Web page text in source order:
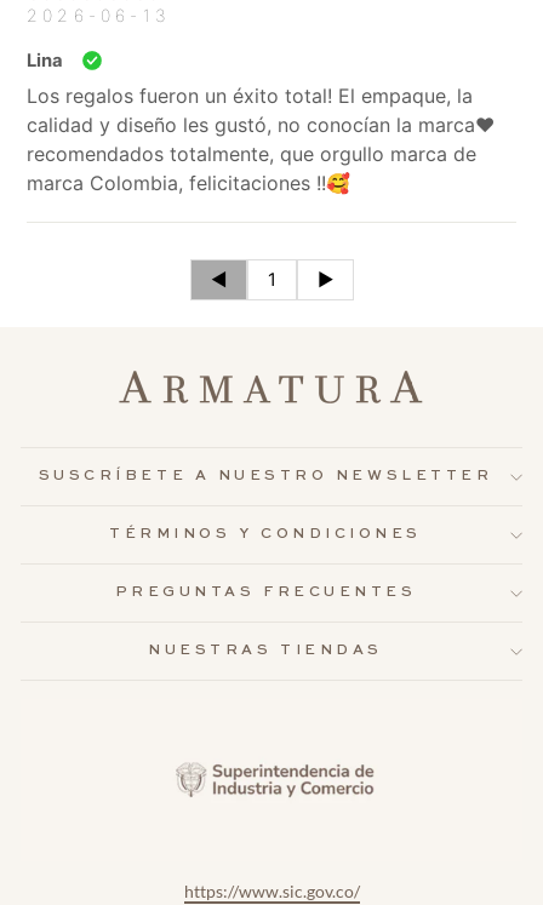
2026-06-13
Lina
Los regalos fueron un éxito total! El empaque, la
calidad y diseño les gustó, no conocían la marca❤️
recomendados totalmente, que orgullo marca de
marca Colombia, felicitaciones !!🥰
◄ 1 ►
SUSCRÍBETE A NUESTRO NEWSLETTER
TÉRMINOS Y CONDICIONES
PREGUNTAS FRECUENTES
NUESTRAS TIENDAS
https://www.sic.gov.co/